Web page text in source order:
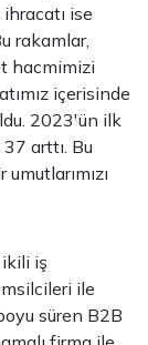
ise
rakamlar,
hacmimizi
içerisinde
2023'ün ilk
arttı. Bu
ikili iş
ile
süren B2B